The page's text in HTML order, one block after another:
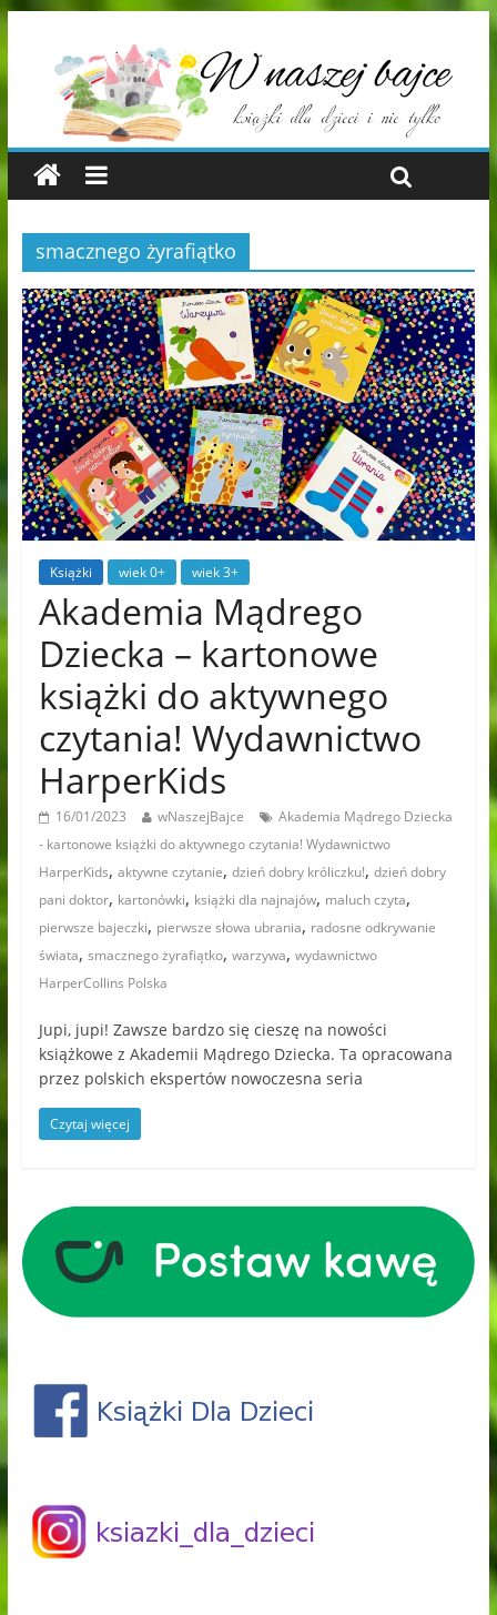
smacznego żyrafiątko
Książki wiek 0+ wiek 3+
Akademia Mądrego
Dziecka – kartonowe
książki do aktywnego
czytania! Wydawnictwo
HarperKids
16/01/2023 wNaszejBajce
Akademia Mądrego Dziecka
- kartonowe książki do aktywnego czytania! Wydawnictwo
HarperKids, aktywne czytanie, dzień dobry króliczku!, dzień dobry
pani doktor, kartonówki, książki dla najnajów, maluch czyta,
pierwsze bajeczki, pierwsze słowa ubrania, radosne odkrywanie
świata, smacznego żyrafiątko, warzywa, wydawnictwo
HarperCollins Polska
Jupi, jupi! Zawsze bardzo się cieszę na nowości
książkowe z Akademii Mądrego Dziecka. Ta opracowana
przez polskich ekspertów nowoczesna seria
Czytaj więcej